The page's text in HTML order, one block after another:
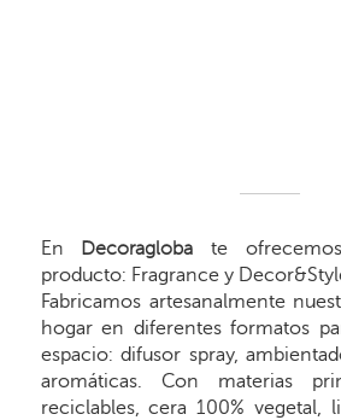
En Decoragloba te
producto: Fragrance y
Fabricamos artesanalmente
hogar en diferentes formatos
espacio: difusor spray,
aromáticas. Con materias
reciclables, cera 100% vegetal,